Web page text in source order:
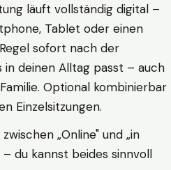
läuft vollständig digital –
Tablet oder einen
sofort nach der
in deinen Alltag passt – auch
Optional kombinierbar
Einzelsitzungen.
„Online" und „in
du kannst beides sinnvoll